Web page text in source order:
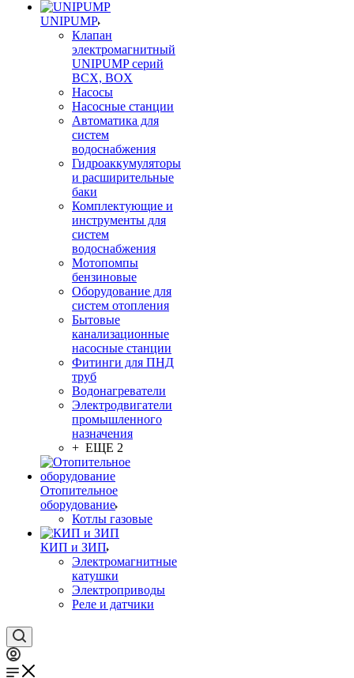
UNIPUMP
Клапан
электромагнитный
UNIPUMP серий
BCX, BOX
Насосы
Насосные станции
Автоматика для
систем
водоснабжения
Гидроаккумуляторы
и расширительные
баки
Комплектующие и
инструменты для
систем
водоснабжения
Мотопомпы
бензиновые
Оборудование для
систем отопления
Бытовые
канализационные
насосные станции
Фитинги для ПНД
труб
Водонагреватели
Электродвигатели
промышленного
назначения
+ ЕЩЕ 2
Отопительное
оборудование
Котлы газовые
КИП и ЗИП
Электромагнитные
катушки
Электроприводы
Реле и датчики